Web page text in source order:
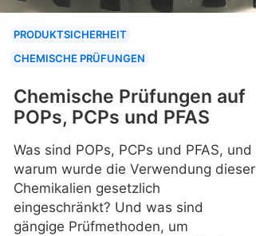
PRODUKTSICHERHEIT
CHEMISCHE PRÜFUNGEN
Chemische Prüfungen auf
POPs, PCPs und PFAS
Was sind POPs, PCPs und PFAS, und
warum wurde die Verwendung dieser
Chemikalien gesetzlich
eingeschränkt? Und was sind
gängige Prüfmethoden, um